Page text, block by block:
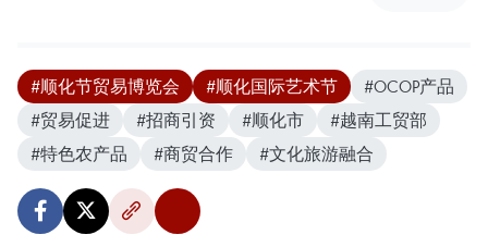
#顺化节贸易博览会 #顺化国际艺术节
#OCOP产品
#贸易促进
#招商引资 #顺化市
#越南工贸部
#特色农产品
#商贸合作 #文化旅游融合